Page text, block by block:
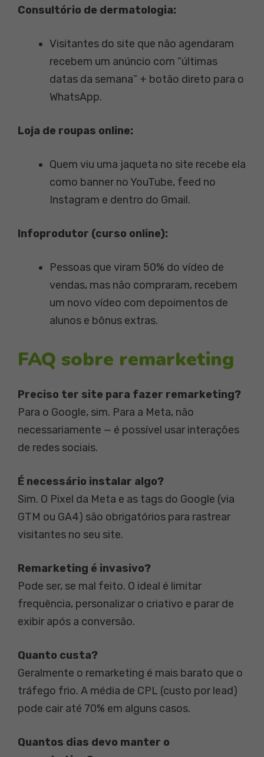
Consultório de dermatologia:
Visitantes do site que não agendaram
recebem um anúncio com “últimas
datas da semana” + botão direto para o
WhatsApp.
Loja de roupas online:
Quem viu uma jaqueta no site recebe ela
como banner no YouTube, feed no
Instagram e dentro do Gmail.
Infoprodutor (curso online):
Pessoas que viram 50% do vídeo de
vendas, mas não compraram, recebem
um novo vídeo com depoimentos de
alunos e bônus extras.
FAQ sobre remarketing
Preciso ter site para fazer remarketing?
Para o Google, sim. Para a Meta, não
necessariamente — é possível usar interações
de redes sociais.
É necessário instalar algo?
Sim. O Pixel da Meta e as tags do Google (via
GTM ou GA4) são obrigatórios para rastrear
visitantes no seu site.
Remarketing é invasivo?
Pode ser, se mal feito. O ideal é limitar
frequência, personalizar o criativo e parar de
exibir após a conversão.
Quanto custa?
Geralmente o remarketing é mais barato que o
tráfego frio. A média de CPL (custo por lead)
pode cair até 70% em alguns casos.
Quantos dias devo manter o